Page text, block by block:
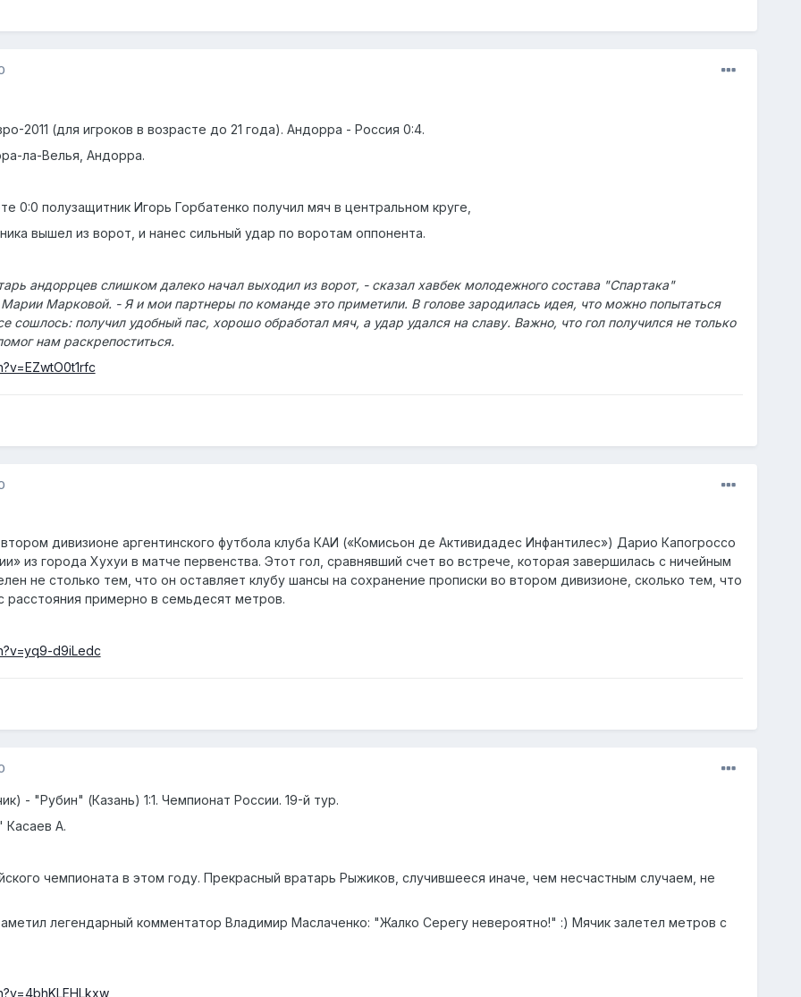
2011 (для игроков в возрасте до 21 года). Андорра - Россия 0:4.
ла-Велья, Андорра.
0:0 полузащитник Игорь Горбатенко получил мяч в центральном круге,
вышел из ворот, и нанес сильный удар по воротам оппонента.
андоррцев слишком далеко начал выходил из ворот, - сказал хавбек молодежного состава "Спартака"
Марковой. - Я и мои партнеры по команде это приметили. В голове зародилась идея, что можно попытаться
сошлось: получил удобный пас, хорошо обработал мяч, а удар удался на славу. Важно, что гол получился не только
нам раскрепоститься.
дивизионе аргентинского футбола клуба КАИ («Комисьон де Активидадес Инфантилес») Дарио Капогроссо
из города Хухуи в матче первенства. Этот гол, сравнявший счет во встрече, которая завершилась с ничейным
не столько тем, что он оставляет клубу шансы на сохранение прописки во втором дивизионе, сколько тем, что
расстояния примерно в семьдесят метров.
d9iLedc
- "Рубин" (Казань) 1:1. Чемпионат России. 19-й тур.
Касаев А.
чемпионата в этом году. Прекрасный вратарь Рыжиков, случившееся иначе, чем несчастным случаем, не
легендарный комментатор Владимир Маслаченко: "Жалко Серегу невероятно!" :) Мячик залетел метров с